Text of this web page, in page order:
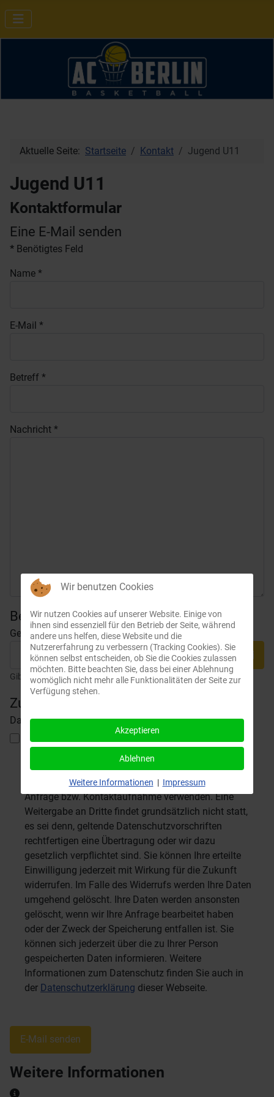
Aktuelle Seite: Startseite Kontakt Jugend U11
Jugend U11
Kontaktformular
Eine E-Mail senden
* Benötigtes Feld
Name *
E-Mail *
Betreff *
Nachricht *
Bei Anfrage zum Probetraining
Geburtsdatum
Gib das Geburtsdatum an, damit wir das richtige Team finden.
Zustimmung
Datenschutz*
Datenschutz
Wenn Sie die im Kontaktformular eingegebenen
Daten durch Klick auf den nachfolgenden Button
übersenden, erklären Sie sich damit einverstanden,
dass wir Ihre Angaben für die Beantwortung Ihrer
Anfrage bzw. Kontaktaufnahme verwenden. Eine
Weitergabe an Dritte findet grundsätzlich nicht statt,
es sei denn, geltende Datenschutzvorschriften
rechtfertigen eine Übertragung oder wir dazu
gesetzlich verpflichtet sind. Sie können Ihre erteilte
Einwilligung jederzeit mit Wirkung für die Zukunft
widerrufen. Im Falle des Widerrufs werden Ihre Daten
umgehend gelöscht. Ihre Daten werden ansonsten
gelöscht, wenn wir Ihre Anfrage bearbeitet haben
oder der Zweck der Speicherung entfallen ist. Sie
können sich jederzeit über die zu Ihrer Person
gespeicherten Daten informieren. Weitere
Informationen zum Datenschutz finden Sie auch in
der Datenschutzerklärung dieser Webseite.
E-Mail senden
Weitere Informationen
Weitere Informationen
Wir benutzen Cookies
Wir nutzen Cookies auf unserer Website. Einige von
ihnen sind essenziell für den Betrieb der Seite, während
andere uns helfen, diese Website und die
Nutzererfahrung zu verbessern (Tracking Cookies). Sie
können selbst entscheiden, ob Sie die Cookies zulassen
möchten. Bitte beachten Sie, dass bei einer Ablehnung
womöglich nicht mehr alle Funktionalitäten der Seite zur
Verfügung stehen.
Akzeptieren
Ablehnen
Weitere Informationen | Impressum